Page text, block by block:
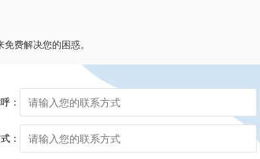
费解决您的困惑。
：
：